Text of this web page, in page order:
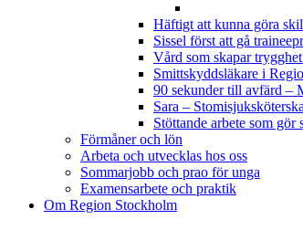
Häftigt att kunna göra
Sissel först att gå
Vård som skapar
Smittskyddsläkare i
90 sekunder till avfärd –
Sara –
Stöttande arbete som
Förmåner och lön
Arbeta och utvecklas hos oss
Sommarjobb och prao för unga
Examensarbete och praktik
Om Region Stockholm